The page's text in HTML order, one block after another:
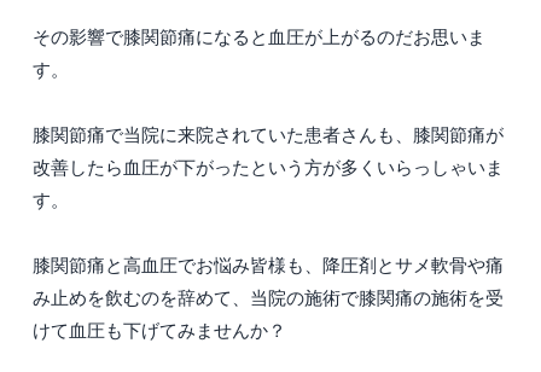
その影響で膝関節痛になると血圧が上がるのだお思いま
す。
膝関節痛で当院に来院されていた患者さんも、膝関節痛が
改善したら血圧が下がったという方が多くいらっしゃいま
す。
膝関節痛と高血圧でお悩み皆様も、降圧剤とサメ軟骨や痛
み止めを飲むのを辞めて、当院の施術で膝関痛の施術を受
けて血圧も下げてみませんか？